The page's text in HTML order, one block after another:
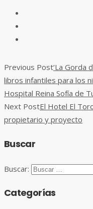
Previous Post‘La Gorda
libros infantiles para los
Hospital Reina Sofía de
Next PostEl Hotel El
propietario y proyecto
Buscar
Buscar:
Categorías